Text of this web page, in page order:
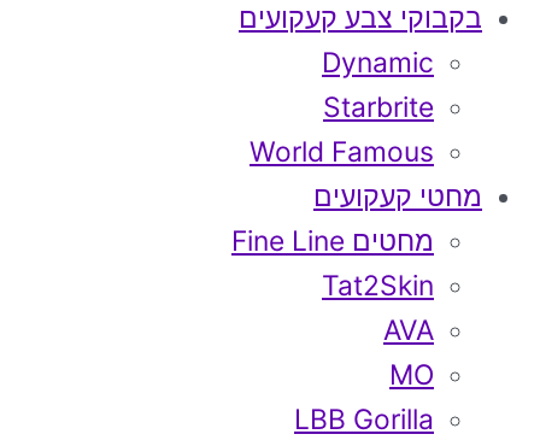
בקבוקי צבע קעקועים
Dynamic
Starbrite
World Famous
מחטי קעקועים
מחטים Fine Line
Tat2Skin
AVA
MO
LBB Gorilla